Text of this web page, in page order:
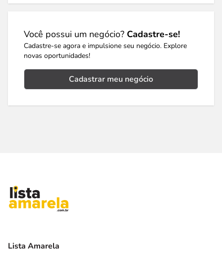
Você possui um negócio? Cadastre-se!
Cadastre-se agora e impulsione seu negócio. Explore
novas oportunidades!
Cadastrar meu negócio
Lista Amarela